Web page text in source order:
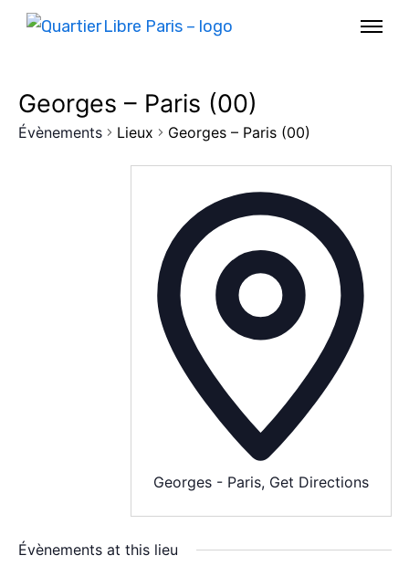
Georges – Paris (00)
Évènements Lieux Georges – Paris (00)
Georges - Paris, Get Directions
Évènements at this lieu